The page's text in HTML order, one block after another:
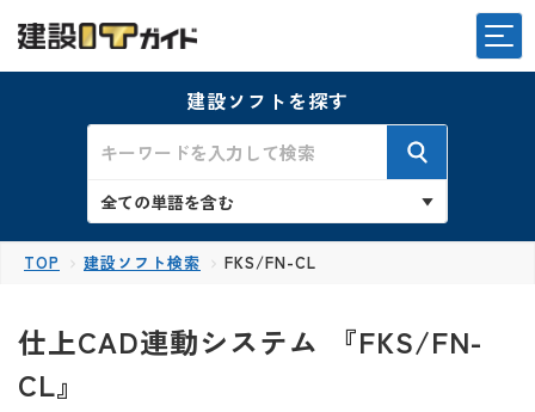
建設ソフトを探す
TOP 建設ソフト検索 FKS/FN-CL
仕上CAD連動システム 『FKS/FN-
CL』